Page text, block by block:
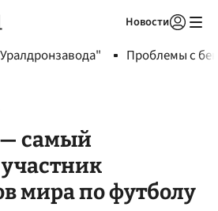
Новости
Проблемы с
самый
мира по футболу